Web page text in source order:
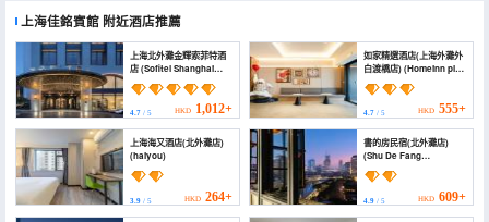
上海佳銘賓館 附近酒店推薦
上海北外灘金輝索菲特酒
店 (Sofitel Shanghai
North Bund)
4.7 / 5 HKD 1,012+
如家精選酒店(上海外灘外
白渡橋店) (Homeinn plus
Hotel - Shanghai Bund
Waibaidu Bridge)
4.7/ 5 HKD 555+
上海海又酒店(北外灘店)
(haiyou)
3.9 / 5 HKD 264+
書的房民宿(北外灘店)
(Shu De Fang
Homestay (The North
Bund))
4.9/ 5 HKD 609+